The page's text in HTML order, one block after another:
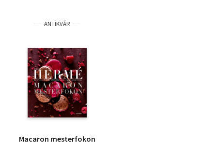
ANTIKVÁR
Macaron mesterfokon